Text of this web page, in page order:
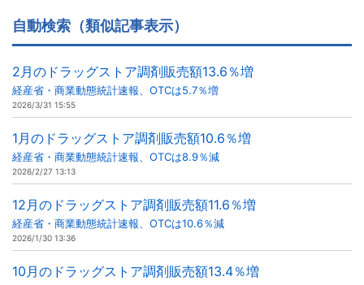
自動検索（類似記事表示）
2月のドラッグストア調剤販売額13.6％増
経産省・商業動態統計速報、OTCは5.7％増
2026/3/31 15:55
1月のドラッグストア調剤販売額10.6％増
経産省・商業動態統計速報、OTCは8.9％減
2026/2/27 13:13
12月のドラッグストア調剤販売額11.6％増
経産省・商業動態統計速報、OTCは10.6％減
2026/1/30 13:36
10月のドラッグストア調剤販売額13.4％増